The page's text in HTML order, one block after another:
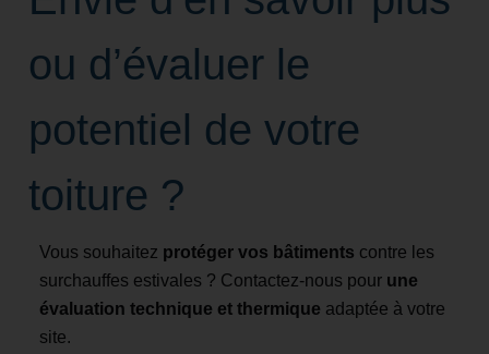
ou d’évaluer le
potentiel de votre
toiture ?
Vous souhaitez protéger vos bâtiments contre les
surchauffes estivales ? Contactez-nous pour une
évaluation technique et thermique adaptée à votre
site.